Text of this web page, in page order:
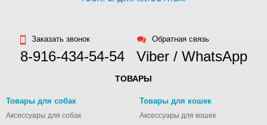
Заказать звонок
8-916-434-54-54
Обратная связь
Viber / WhatsApp
ТОВАРЫ
Товары для собак
Аксессуары для собак
Товары для кошек
Аксессуары для кошек